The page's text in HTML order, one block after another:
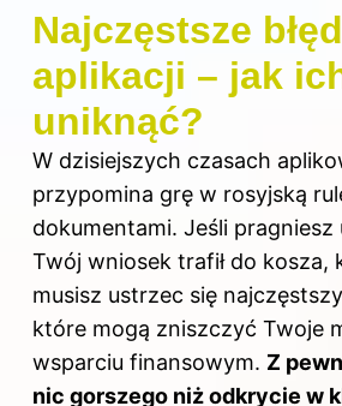
Najczęstsze
aplikacji – jak
uniknąć?
W dzisiejszych czasach
przypomina grę w rosyjską
dokumentami. Jeśli pragniesz
Twój wniosek trafił do kosza,
musisz ustrzec się
które mogą zniszczyć Twoje
wsparciu finansowym. Z
nic gorszego niż odkrycie w